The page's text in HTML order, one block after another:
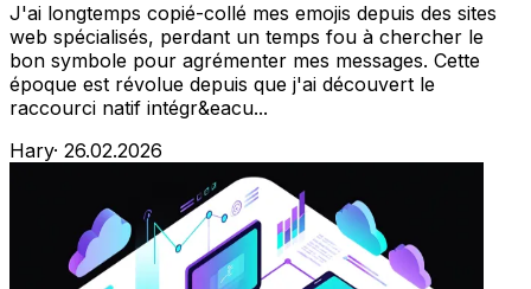
J'ai longtemps copié-collé mes emojis depuis des sites
web spécialisés, perdant un temps fou à chercher le
bon symbole pour agrémenter mes messages. Cette
époque est révolue depuis que j'ai découvert le
raccourci natif intégr&eacu...
Hary· 26.02.2026